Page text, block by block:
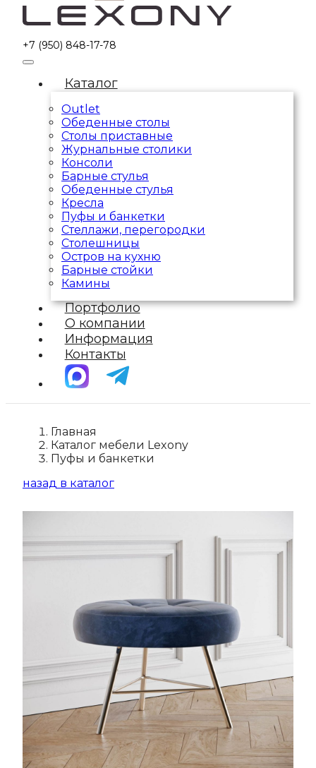
+7 (950) 848-17-78
Каталог
Outlet
Обеденные столы
Столы приставные
Журнальные столики
Консоли
Барные стулья
Обеденные стулья
Кресла
Пуфы и банкетки
Стеллажи, перегородки
Столешницы
Остров на кухню
Барные стойки
Камины
Портфолио
О компании
Информация
Контакты
Главная
Каталог мебели Lexony
Пуфы и банкетки
назад в каталог